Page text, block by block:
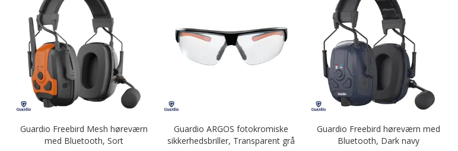
Guardio Freebird Mesh høreværn
med Bluetooth, Sort
Guardio ARGOS fotokromiske
sikkerhedsbriller, Transparent grå
Guardio Freebird høreværn med
Bluetooth, Dark navy